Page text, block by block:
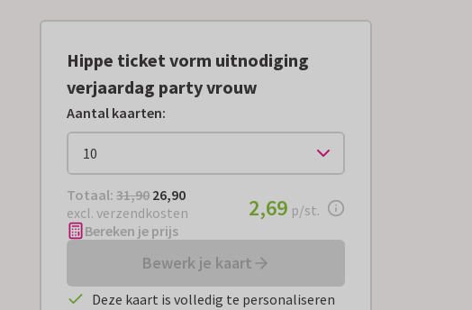
Hippe ticket vorm uitnodiging
verjaardag party vrouw
Aantal kaarten:
Totaal: € 26,90
Totaal: 31,90 26,90
excl. verzendkosten
€ 2,69per stuk
2,69 p/st.
Bereken je prijs
Bewerk je kaart
Deze kaart is volledig te personaliseren